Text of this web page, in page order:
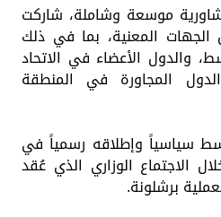
تشاورية موسعة وشاملة، شاركت
المعنية، بما في ذلك
والدول الأعضاء في الاتحاد
المجاورة في المنطقة
سياسياً وإطلاقه رسمياً في
وذلك خلال الاجتماع الوزاري الذي عُقد
برشلونة.